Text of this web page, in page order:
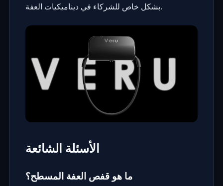
بشكل خاص للشركاء في ديناميكيات العفة.
الأسئلة الشائعة
ما هو قفص العفة المسطح؟